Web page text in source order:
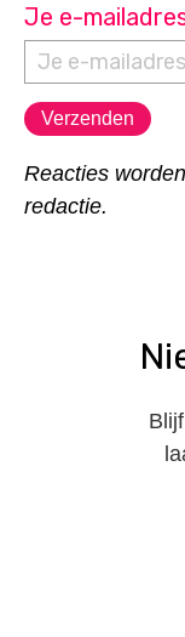
Je e-
Reacties
redactie.